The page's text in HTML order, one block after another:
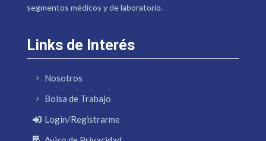
segmentos médicos y de laboratorio.
Links de Interés
Nosotros
Bolsa de Trabajo
Login/Registrarme